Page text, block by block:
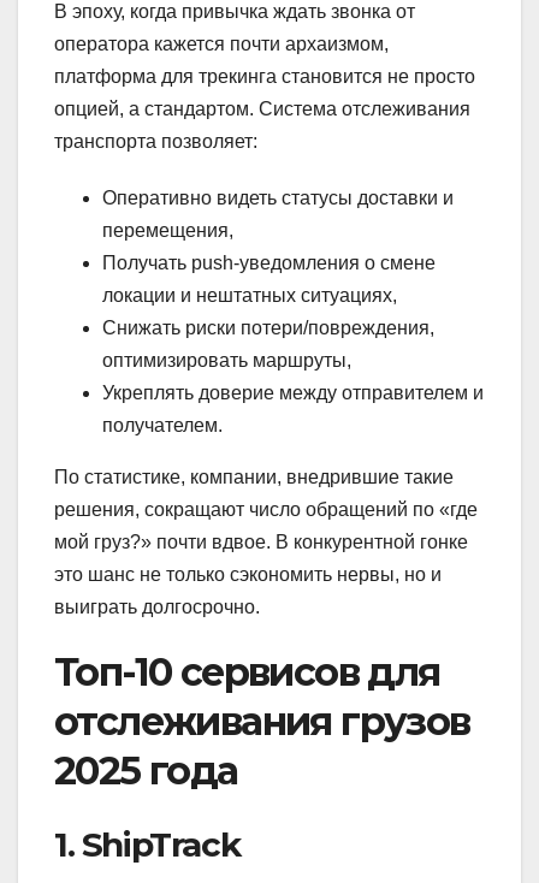
В эпоху, когда привычка ждать звонка от
оператора кажется почти архаизмом,
платформа для трекинга становится не просто
опцией, а стандартом. Система отслеживания
транспорта позволяет:
Оперативно видеть статусы доставки и
перемещения,
Получать push-уведомления о смене
локации и нештатных ситуациях,
Снижать риски потери/повреждения,
оптимизировать маршруты,
Укреплять доверие между отправителем и
получателем.
По статистике, компании, внедрившие такие
решения, сокращают число обращений по «где
мой груз?» почти вдвое. В конкурентной гонке
это шанс не только сэкономить нервы, но и
выиграть долгосрочно.
Топ-10 сервисов для
отслеживания грузов
2025 года
1. ShipTrack